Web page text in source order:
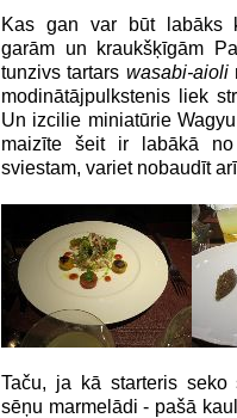
Kas gan var būt labāks
garām un kraukšķīgām
tunzivs tartars wasabi-aioli
modinātājpulkstenis liek
Un izcilie miniatūrie
maizīte šeit ir labākā no
sviestam, variet nobaudīt
Taču, ja kā starteris
sēņu marmelādi - pašā